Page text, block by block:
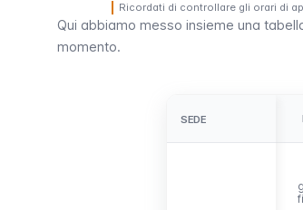
Ricordati di controllare gli orari di
Qui abbiamo messo insieme una
momento.
SEDE
SEDE